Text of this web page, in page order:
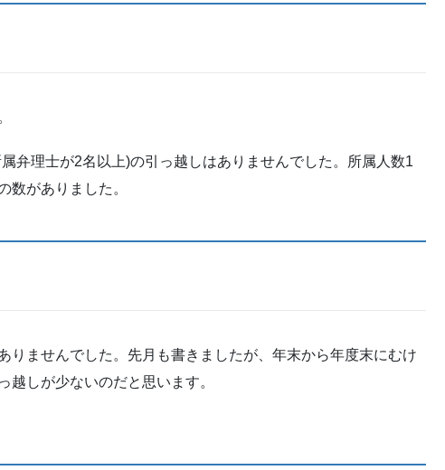
弁理士が2名以上)の引っ越しはありませんでした。所属人数1
数がありました。
りませんでした。先月も書きましたが、年末から年度末にむけ
越しが少ないのだと思います。